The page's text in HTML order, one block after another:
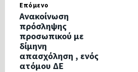
Επόμενο
Ανακοίνωση
πρόσληψης
προσωπικού με
δίμηνη
απασχόληση , ενός
ατόμου ΔΕ